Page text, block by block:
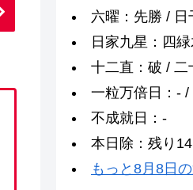
六曜：先勝 / 日
日家九星：四緑
十二直：破 / 二
一粒万倍日：-
不成就日：-
本日除：残り
もっと8月8日